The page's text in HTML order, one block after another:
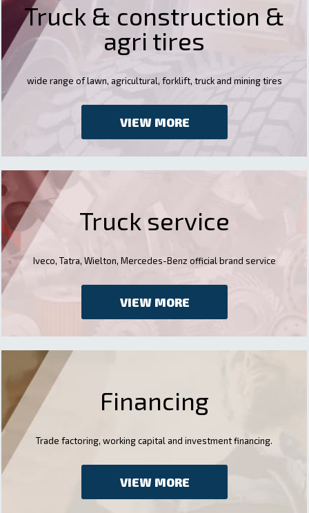
Truck & construction &
agri tires
wide range of lawn, agricultural, forklift, truck and mining tires
VIEW MORE
Truck service
Iveco, Tatra, Wielton, Mercedes-Benz official brand service
VIEW MORE
Financing
Trade factoring, working capital and investment financing.
VIEW MORE